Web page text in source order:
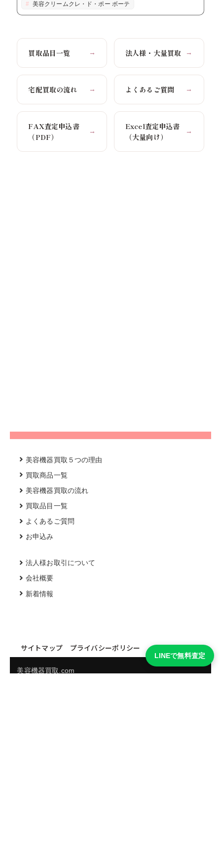
美容クリームクレ・ド・ポー ボーテ
買取品目一覧 → 法人様・大量買取 →
宅配買取の流れ → よくあるご質問 →
FAX査定申込書
（PDF）
→
Excel査定申込書
（大量向け）
→
美容機器買取５つの理由
買取商品一覧
美容機器買取の流れ
買取品目一覧
よくあるご質問
お申込み
法人様お取引について
会社概要
新着情報
サイトマップ プライバシーポリシー
美容機器買取.com
LINEで無料査定